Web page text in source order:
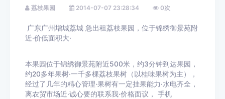
荔枝果园 2014-07-07 23:28:34 0次
广东广州增城荔城 急出租荔枝果园，位于锦绣御景苑附
近·价低面积大·
本果园位于锦绣御景苑附近500米，约3分钟到达果园，
约20多年果树·一千多棵荔枝果树（以桂味果树为主），
经过了几年的精心管理·果树有一定挂果能力·水电齐全，
离农贸市场近·诚心要的联系我·价格面议， 手机